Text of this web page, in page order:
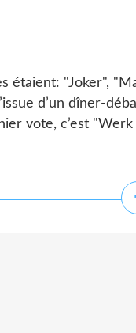
étaient: "Joker",
d’un dîner-
vote, c’est